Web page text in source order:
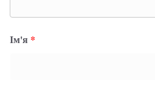
Ім'я *